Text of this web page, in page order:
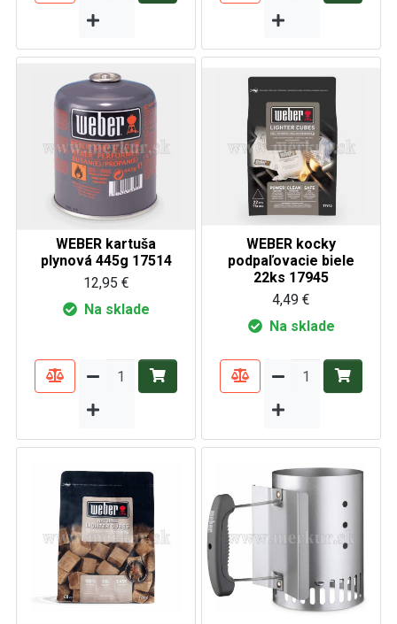
WEBER kartuša
plynová 445g 17514
12,95 €
Na sklade
WEBER kocky
podpaľovacie biele
22ks 17945
4,49 €
Na sklade